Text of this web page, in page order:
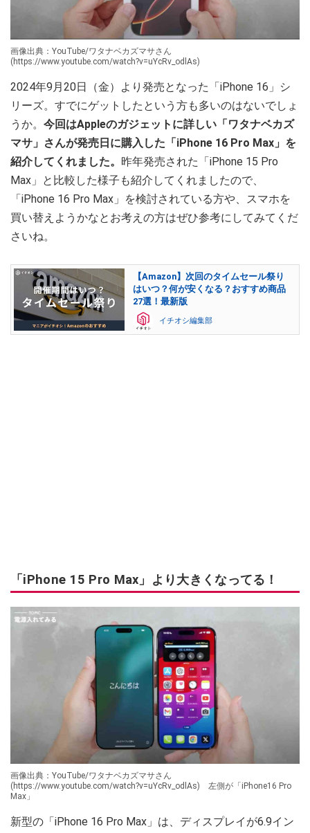
画像出典：YouTube/ワタナベカズマサさん
(https://www.youtube.com/watch?v=uYcRv_odlAs)
2024年9月20日（金）より発売となった「iPhone 16」シ
リーズ。すでにゲットしたという方も多いのはないでしょ
うか。 今回はAppleのガジェットに詳しい「ワタナベカズ
マサ」さんが発売日に購入した「iPhone 16 Pro Max」を
紹介してくれました。 昨年発売された「iPhone 15 Pro
Max」と比較した様子も紹介してくれましたので、
「iPhone 16 Pro Max」を検討されている方や、スマホを
買い替えようかなとお考えの方はぜひ参考にしてみてくだ
さいね。
【Amazon】次回のタイムセール祭り
はいつ？何が安くなる？おすすめ商品
27選！最新版
イチオシ編集部
「iPhone 15 Pro Max」より大きくなってる！
画像出典：YouTube/ワタナベカズマサさん
(https://www.youtube.com/watch?v=uYcRv_odlAs) 左側が「iPhone16 Pro
Max」
新型の「iPhone 16 Pro Max」は、ディスプレイが6.9イン